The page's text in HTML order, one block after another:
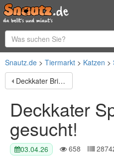
Snautz.de Tiermarkt Katzen
Deckkater Britisch Kurzhaar Lilac - Coco
Deckkater
gesucht!
03.04.26 658